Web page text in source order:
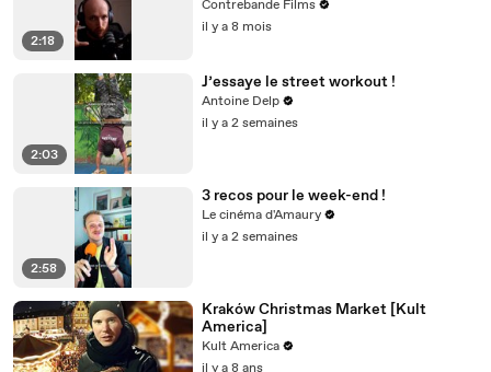
2:18
Contrebande Films
il y a 8 mois
2:03
J’essaye le street workout !
Antoine Delp
il y a 2 semaines
2:58
3 recos pour le week-end !
Le cinéma d'Amaury
il y a 2 semaines
Kraków Christmas Market [Kult
America]
Kult America